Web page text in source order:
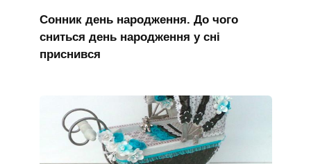
Сонник день народження. До чого
сниться день народження у сні
приснився